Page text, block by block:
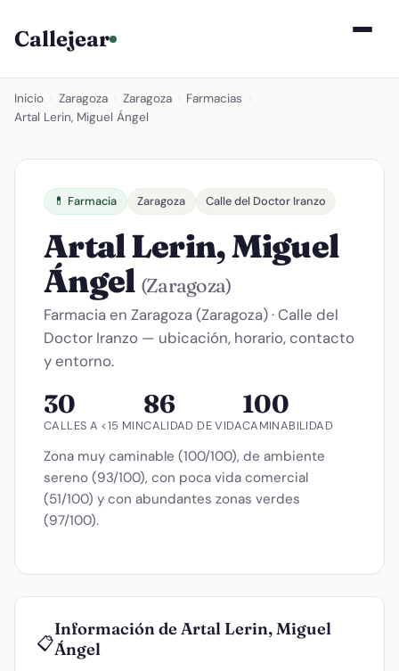
Callejear
Inicio Zaragoza Zaragoza Farmacias
Artal Lerin, Miguel Ángel
💊 Farmacia Zaragoza Calle del Doctor Iranzo
Artal Lerin, Miguel
Ángel (Zaragoza)
Farmacia en Zaragoza (Zaragoza) · Calle del
Doctor Iranzo — ubicación, horario, contacto
y entorno.
30
CALLES A <15 MIN
86
CALIDAD DE VIDA
100
CAMINABILIDAD
Zona muy caminable (100/100), de ambiente
sereno (93/100), con poca vida comercial
(51/100) y con abundantes zonas verdes
(97/100).
📋
Información de Artal Lerin, Miguel
Ángel